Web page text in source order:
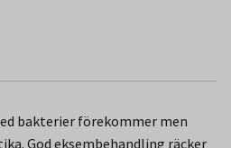
bakterier förekommer men
God eksembehandling räcker